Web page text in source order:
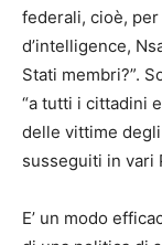
federali, cioè,
d’intelligence,
Stati membri?”.
“a tutti i cittadini
delle vittime
susseguiti in vari
E’ un modo